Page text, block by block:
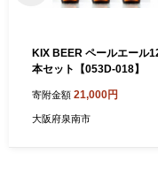
KIX BEER ペールエール
本セット【053D-018】
寄附金額 21,000円
大阪府泉南市